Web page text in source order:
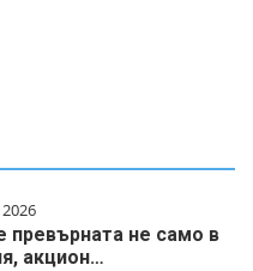
превърната не само в
акцион…